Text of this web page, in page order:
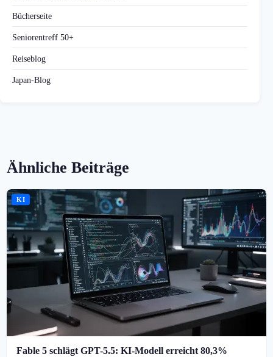
Bücherseite
Seniorentreff 50+
Reiseblog
Japan-Blog
Ähnliche Beiträge
KI
Fable 5 schlägt GPT-5.5: KI-Modell erreicht 80,3%